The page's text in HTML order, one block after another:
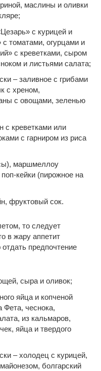
маслины и оливки
с курицей и
с томатами, огурцами и
с креветками, сыром
и листьями салата;
– заливное с грибами
с хреном,
с овощами, зеленью
с креветками или
с гарниром из риса
маршмеллоу
кейки (пирожное на
фруктовый сок.
то следует
в жару аппетит
предпочтение
сыра и оливок;
яйца и копченой
Фета, чеснока,
из кальмаров,
яйца и твердого
– холодец с курицей,
болгарский